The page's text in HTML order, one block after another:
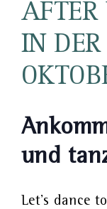
AFTER
IN
und
Let’s dance